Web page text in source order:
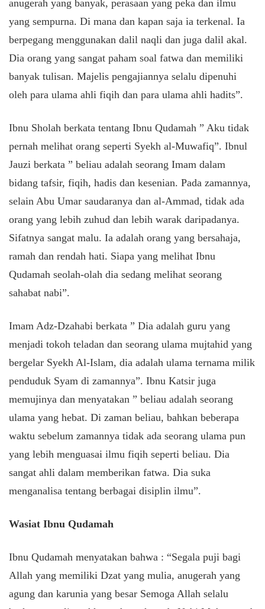
anugerah yang banyak, perasaan yang peka dan ilmu
yang sempurna. Di mana dan kapan saja ia terkenal. Ia
berpegang menggunakan dalil naqli dan juga dalil akal.
Dia orang yang sangat paham soal fatwa dan memiliki
banyak tulisan. Majelis pengajiannya selalu dipenuhi
oleh para ulama ahli fiqih dan para ulama ahli hadits”.
Ibnu Sholah berkata tentang Ibnu Qudamah ” Aku tidak
pernah melihat orang seperti Syekh al-Muwafiq”. Ibnul
Jauzi berkata ” beliau adalah seorang Imam dalam
bidang tafsir, fiqih, hadis dan kesenian. Pada zamannya,
selain Abu Umar saudaranya dan al-Ammad, tidak ada
orang yang lebih zuhud dan lebih warak daripadanya.
Sifatnya sangat malu. Ia adalah orang yang bersahaja,
ramah dan rendah hati. Siapa yang melihat Ibnu
Qudamah seolah-olah dia sedang melihat seorang
sahabat nabi”.
Imam Adz-Dzahabi berkata ” Dia adalah guru yang
menjadi tokoh teladan dan seorang ulama mujtahid yang
bergelar Syekh Al-Islam, dia adalah ulama ternama milik
penduduk Syam di zamannya”. Ibnu Katsir juga
memujinya dan menyatakan ” beliau adalah seorang
ulama yang hebat. Di zaman beliau, bahkan beberapa
waktu sebelum zamannya tidak ada seorang ulama pun
yang lebih menguasai ilmu fiqih seperti beliau. Dia
sangat ahli dalam memberikan fatwa. Dia suka
menganalisa tentang berbagai disiplin ilmu”.
Wasiat Ibnu Qudamah
Ibnu Qudamah menyatakan bahwa : “Segala puji bagi
Allah yang memiliki Dzat yang mulia, anugerah yang
agung dan karunia yang besar Semoga Allah selalu